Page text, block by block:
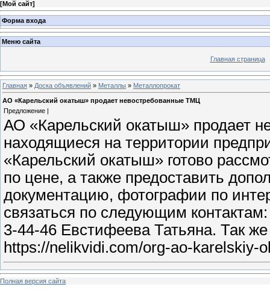
[Мой сайт]
Форма входа
Меню сайта
Главная страница
Главная » Доска объявлений » Металлы » Металлопрокат
АО «Карельский окатыш» продает невостребованные ТМЦ
Предложение |
АО «Карельский окатыш» продает
находящиеся на территории
«Карельский окатыш» готово
по цене, а также предоставить
документацию, фотографии по
связаться по следующим
3-44-46 Евстифеева Татьяна. Так
https://nelikvidi.com/org-ao-karelskiy-
Полная версия сайта